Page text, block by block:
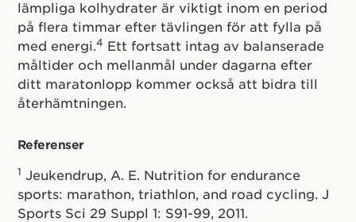
lämpliga kolhydrater är viktigt inom en period
på flera timmar efter tävlingen för att fylla på
med energi. 4 Ett fortsatt intag av balanserade
måltider och mellanmål under dagarna efter
ditt maratonlopp kommer också att bidra till
återhämtningen.
Referenser
1 Jeukendrup, A. E. Nutrition for endurance
sports: marathon, triathlon, and road cycling. J
Sports Sci 29 Suppl 1: S91-99, 2011.